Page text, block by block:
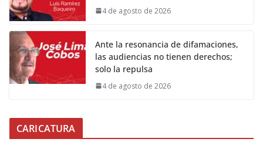
4 de agosto de 2026
Ante la resonancia de difamaciones,
las audiencias no tienen derechos;
solo la repulsa
4 de agosto de 2026
CARICATURA